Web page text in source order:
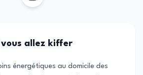
vous allez kiffer
énergétiques au domicile des